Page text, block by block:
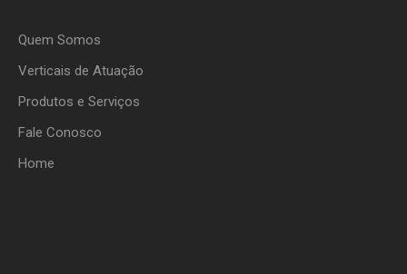
Quem Somos
Verticais de Atuação
Produtos e Serviços
Fale Conosco
Home